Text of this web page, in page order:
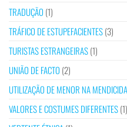
TRADUÇÃO (1)
TRÁFICO DE ESTUPEFACIENTES(3)
TURISTAS ESTRANGEIRAS(1)
UNIÃO DE FACTO (2)
UTILIZAÇÃO DE MENOR NA
VALORES E COSTUMES DIFERENTES(1)